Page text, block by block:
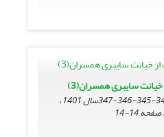
سایبری همسران(3)
دوره 31، فروردین تا تیرماه344-345-346-347سال 1401 ،
14-14